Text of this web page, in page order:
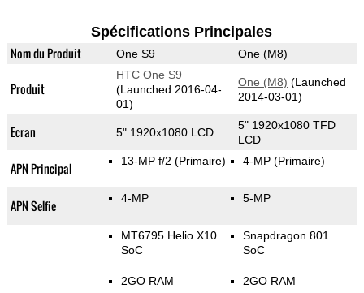
Spécifications Principales
Nom du Produit One S9 One (M8)
Produit
HTC One S9
(Launched 2016-04-
01)
One (M8) (Launched
2014-03-01)
Ecran 5" 1920x1080 LCD
5" 1920x1080 TFD
LCD
APN Principal 13-MP f/2 (Primaire) 4-MP (Primaire)
APN Selfie 4-MP 5-MP
MT6795 Helio X10
SoC
2GO RAM
Snapdragon 801
SoC
2GO RAM